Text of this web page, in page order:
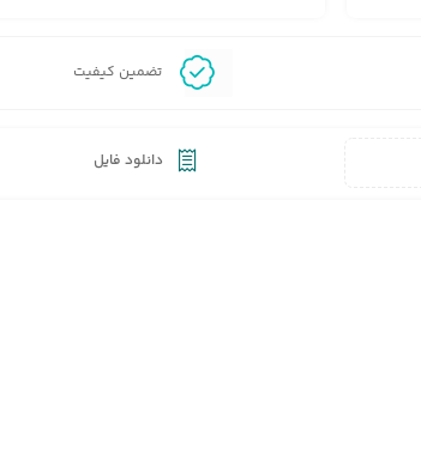
تضمین کیفیت
دانلود فایل